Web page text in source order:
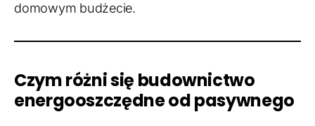
domowym budżecie.
Czym różni się budownictwo
energooszczędne od pasywnego